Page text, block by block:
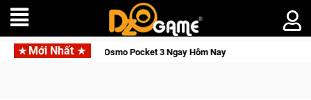
Mới Nhất
Pocket 3 Ngay Hôm Nay Medal Hunter: Game bắn súng